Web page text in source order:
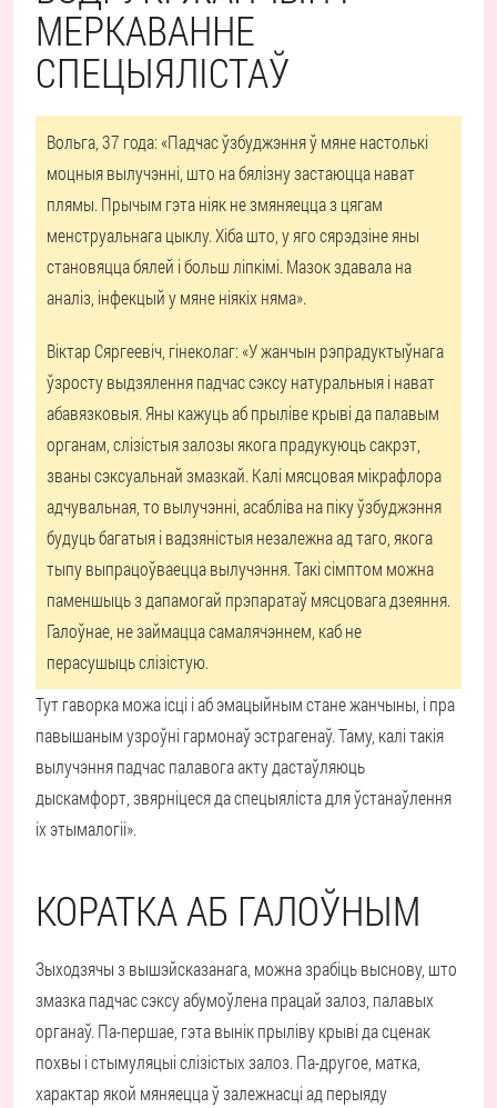
МЕРКАВАННЕ
СПЕЦЫЯЛІСТАЎ
Вольга, 37 года: «Падчас ўзбуджэння ў мяне настолькі
моцныя вылучэнні, што на бялізну застаюцца нават
плямы. Прычым гэта ніяк не змяняецца з цягам
менструальнага цыклу. Хіба што, у яго сярэдзіне яны
становяцца бялей і больш ліпкімі. Мазок здавала на
аналіз, інфекцый у мяне ніякіх няма».
Віктар Сяргеевіч, гінеколаг: «У жанчын рэпрадуктыўнага
ўзросту выдзялення падчас сэксу натуральныя і нават
абавязковыя. Яны кажуць аб прыліве крыві да палавым
органам, слізістыя залозы якога прадукуюць сакрэт,
званы сэксуальнай змазкай. Калі мясцовая мікрафлора
адчувальная, то вылучэнні, асабліва на піку ўзбуджэння
будуць багатыя і вадзяністыя незалежна ад таго, якога
тыпу выпрацоўваецца вылучэння. Такі сімптом можна
паменшыць з дапамогай прэпаратаў мясцовага дзеяння.
Галоўнае, не займацца самалячэннем, каб не
перасушыць слізістую.
Тут гаворка можа ісці і аб эмацыйным стане жанчыны, і пра
павышаным узроўні гармонаў эстрагенаў. Таму, калі такія
вылучэння падчас палавога акту дастаўляюць
дыскамфорт, звярніцеся да спецыяліста для ўстанаўлення
іх этымалогіі».
КОРАТКА АБ ГАЛОЎНЫМ
Зыходзячы з вышэйсказанага, можна зрабіць выснову, што
змазка падчас сэксу абумоўлена працай залоз, палавых
органаў. Па-першае, гэта вынік прыліву крыві да сценак
похвы і стымуляцыі слізістых залоз. Па-другое, матка,
характар якой мяняецца ў залежнасці ад перыяду